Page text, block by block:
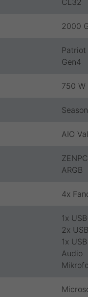
CL32
2000
Patriot
Gen4
750 W
AIO
ARGB
4x
1x
2x
1x
Audio